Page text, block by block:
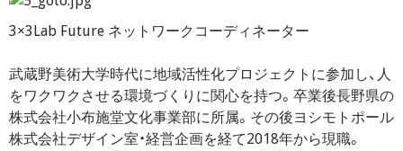
3×3Lab Future ネットワークコーディネーター
武蔵野美術大学時代に地域活性化プロジェクトに参加し、人
をワクワクさせる環境づくりに関心を持つ。卒業後長野県の
株式会社小布施堂文化事業部に所属。その後ヨシモトポール
株式会社デザイン室・経営企画を経て2018年から現職。